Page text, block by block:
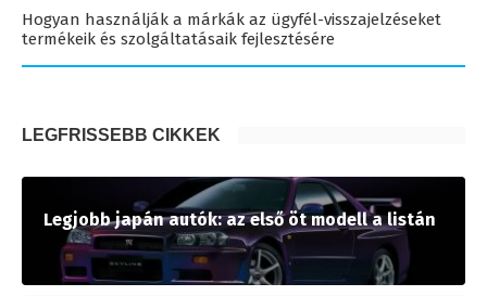
Hogyan használják a márkák az ügyfél-visszajelzéseket
termékeik és szolgáltatásaik fejlesztésére
LEGFRISSEBB CIKKEK
Legjobb japán autók: az első öt modell a listán